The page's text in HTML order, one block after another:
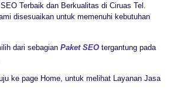
Terbaik dan Berkualitas di Ciruas Tel.
disesuaikan untuk memenuhi kebutuhan
dari sebagian Paket SEOtergantung pada
ke page Home, untuk melihat Layanan Jasa